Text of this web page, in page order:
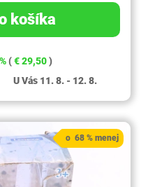
košíka
(€ 29,50)
U Vás 11. 8. - 12. 8.
o 68 % menej